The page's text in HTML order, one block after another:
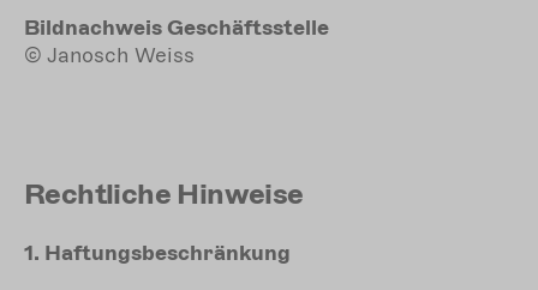
Bildnachweis Geschäftsstelle
© Janosch Weiss
Rechtliche Hinweise
1. Haftungsbeschränkung